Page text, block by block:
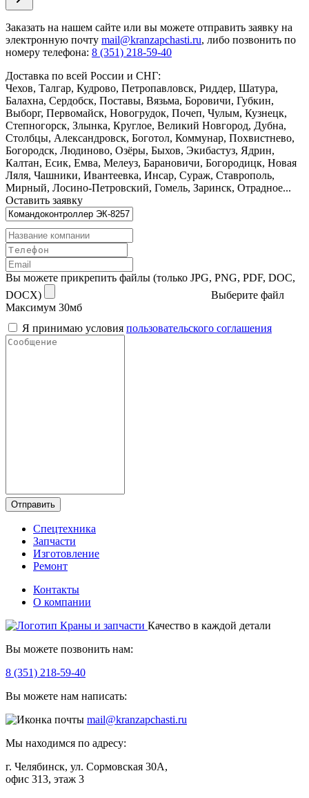
Заказать на нашем сайте или вы можете отправить заявку на
электронную почту mail@kranzapchasti.ru, либо позвонить по
номеру телефона: 8 (351) 218-59-40
Доставка по всей России и СНГ:
Чехов, Талгар, Кудрово, Петропавловск, Риддер, Шатура,
Балахна, Сердобск, Поставы, Вязьма, Боровичи, Губкин,
Выборг, Первомайск, Новогрудок, Почеп, Чулым, Кузнецк,
Степногорск, Злынка, Круглое, Великий Новгород, Дубна,
Столбцы, Александровск, Боготол, Коммунар, Похвистнево,
Богородск, Людиново, Озёры, Быхов, Экибастуз, Ядрин,
Калтан, Есик, Емва, Мелеуз, Барановичи, Богородицк, Новая
Ляля, Чашники, Ивантеевка, Инсар, Сураж, Ставрополь,
Мирный, Лосино-Петровский, Гомель, Заринск, Отрадное...
Оставить заявку
Вы можете прикрепить файлы (только JPG, PNG, PDF, DOC,
DOCX)
Выберите файл
Максимум 30мб
Я принимаю условия пользовательского соглашения
Отправить
Спецтехника
Запчасти
Изготовление
Ремонт
Контакты
О компании
Качество в каждой детали
Вы можете позвонить нам:
8 (351) 218-59-40
Вы можете нам написать:
mail@kranzapchasti.ru
Мы находимся по адресу:
г. Челябинск, ул. Сормовская 30А,
офис 313, этаж 3